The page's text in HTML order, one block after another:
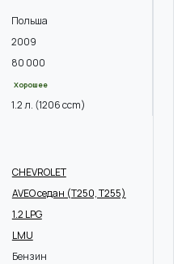
Польша
2009
80 000
Хорошее
1.2 л. (1206 ccm)
CHEVROLET
AVEO седан (T250, T255)
1.2 LPG
LMU
Бензин